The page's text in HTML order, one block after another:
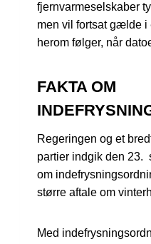
fjernvarmeselskaber
men vil fortsat gælde i
herom følger, når
FAKTA OM
Regeringen og et
partier indgik den 23.
om
større aftale om
Med